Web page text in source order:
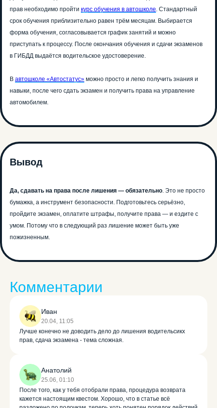
прав необходимо пройти курс обучения в автошколе. Стандартный
срок обучения приблизительно равен трём месяцам. Выбирается
форма обучения, согласовывается график занятий и можно
приступать к процессу. После окончания обучения и сдачи экзаменов
в ГИБДД выдаётся водительское удостоверение.
В автошколе «Автостатус» можно просто и легко получить знания и
навыки, после чего сдать экзамен и получить права на управление
автомобилем.
Вывод
Да, сдавать на права после лишения — обязательно. Это не просто
бумажка, а инструмент безопасности. Подготовьтесь серьёзно,
пройдите экзамен, оплатите штрафы, получите права — и ездите с
умом. Потому что в следующий раз лишение может быть уже
пожизненным.
Комментарии
Иван
20.04, 11:05
Лучше конечно не доводить дело до лишения водительсикх
прав, сдача экзамена - тема сложная.
Анатолий
25.06, 01:10
После того, как у тебя отобрали права, процедура возврата
кажется настоящим квестом. Хорошо, что в статье всё